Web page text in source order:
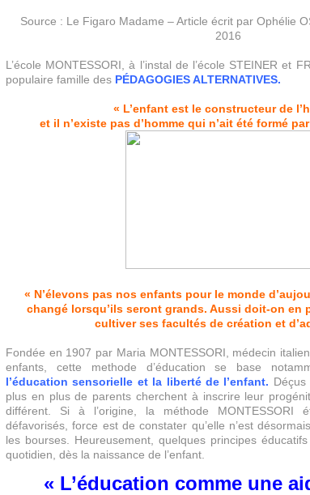
Source : Le Figaro Madame – Article écrit par Ophélie
2016
L’école MONTESSORI, à l’instal de l’école STEINER et
populaire famille des PÉDAGOGIES ALTERNATIVES.
« L’enfant est le constructeur de
et il n’existe pas d’homme qui n’ait été formé
« N’élevons pas nos enfants pour le monde
changé lorsqu’ils seront grands. Aussi doit-on en
cultiver ses facultés de création et
Fondée en 1907 par Maria MONTESSORI, médecin
enfants, cette methode d’éducation se base
l’éducation sensorielle et la liberté de l’enfant. Déçus
plus en plus de parents cherchent à inscrire leur
différent. Si à l’origine, la méthode MONTESSORI
défavorisés, force est de constater qu’elle n’est
les bourses. Heureusement, quelques principes
quotidien, dès la naissance de l’enfant.
« L’éducation comme une